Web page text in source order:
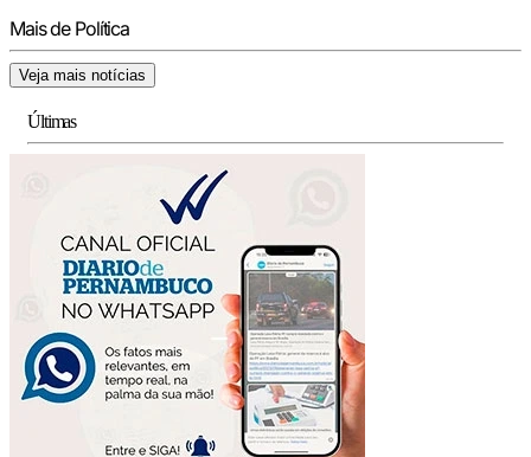
Mais de Política
Veja mais notícias
Últimas